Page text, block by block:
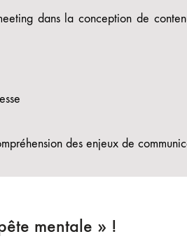
dans la conception de
des enjeux de
mentale » !